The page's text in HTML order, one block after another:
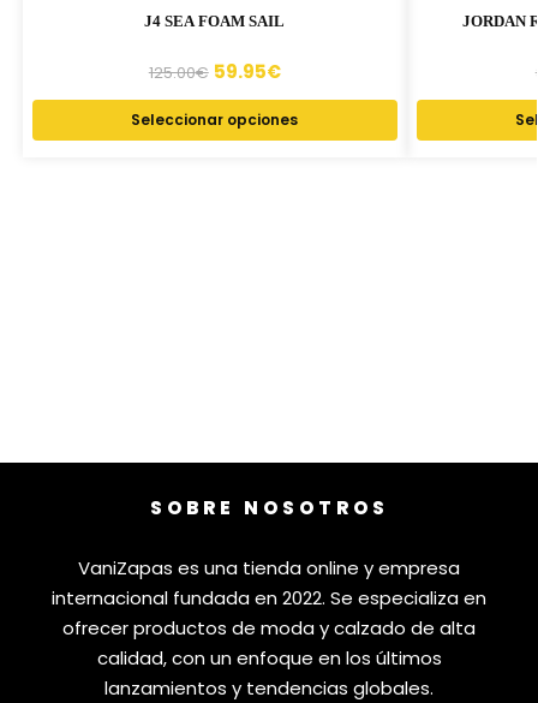
J4 SEA FOAM SAIL
125.00€ 59.95€
Seleccionar opciones
JORDAN
SOBRE NOSOTROS
VaniZapas es una tienda online y empresa
internacional fundada en 2022. Se especializa en
ofrecer productos de moda y calzado de alta
calidad, con un enfoque en los últimos
lanzamientos y tendencias globales.